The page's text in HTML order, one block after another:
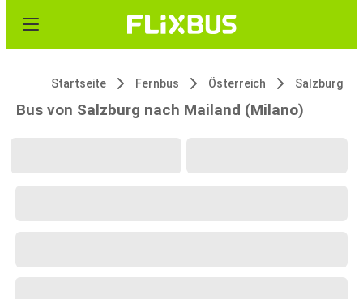
Startseite Fernbus Österreich Salzburg
Bus von Salzburg nach Mailand (Milano)